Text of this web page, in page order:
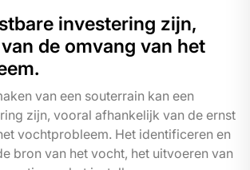
investering zijn,
de omvang van het
van een souterrain kan een
zijn, vooral afhankelijk van de ernst
vochtprobleem. Het identificeren en
bron van het vocht, het uitvoeren van